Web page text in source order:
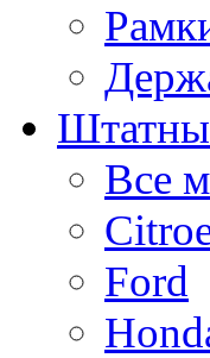
Все
Ford